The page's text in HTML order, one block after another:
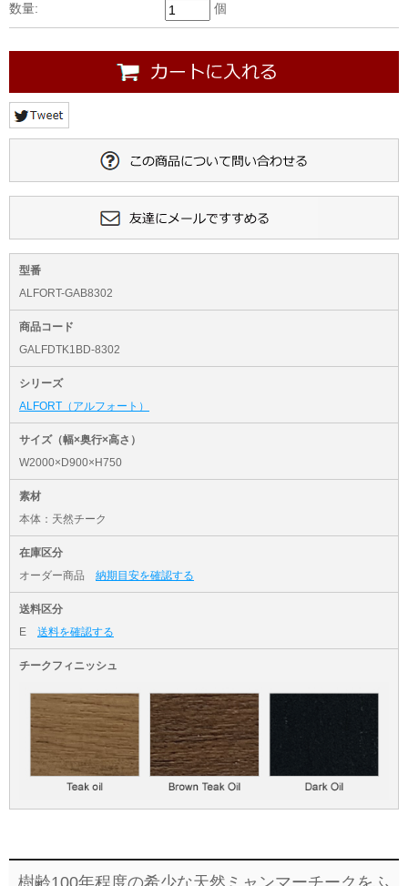
数量: 個
型番
ALFORT-GAB8302
商品コード
GALFDTK1BD-8302
シリーズ
ALFORT（アルフォート）
サイズ（幅×奥行×高さ）
W2000×D900×H750
素材
本体：天然チーク
在庫区分
オーダー商品 納期目安を確認する
送料区分
E 送料を確認する
チークフィニッシュ